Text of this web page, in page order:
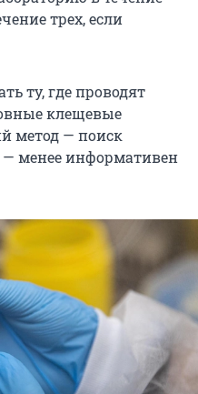
трех, если
ту, где проводят
клещевые
метод — поиск
— менее информативен